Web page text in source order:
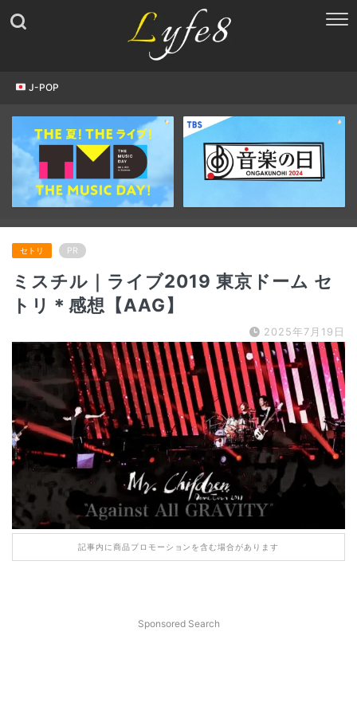
J-POP
セトリ PR
ミスチル｜ライブ2019 東京ドーム セ
トリ＊感想【AAG】
2025年7月19日
記事内に商品プロモーションを含む場合があります
Sponsored Search